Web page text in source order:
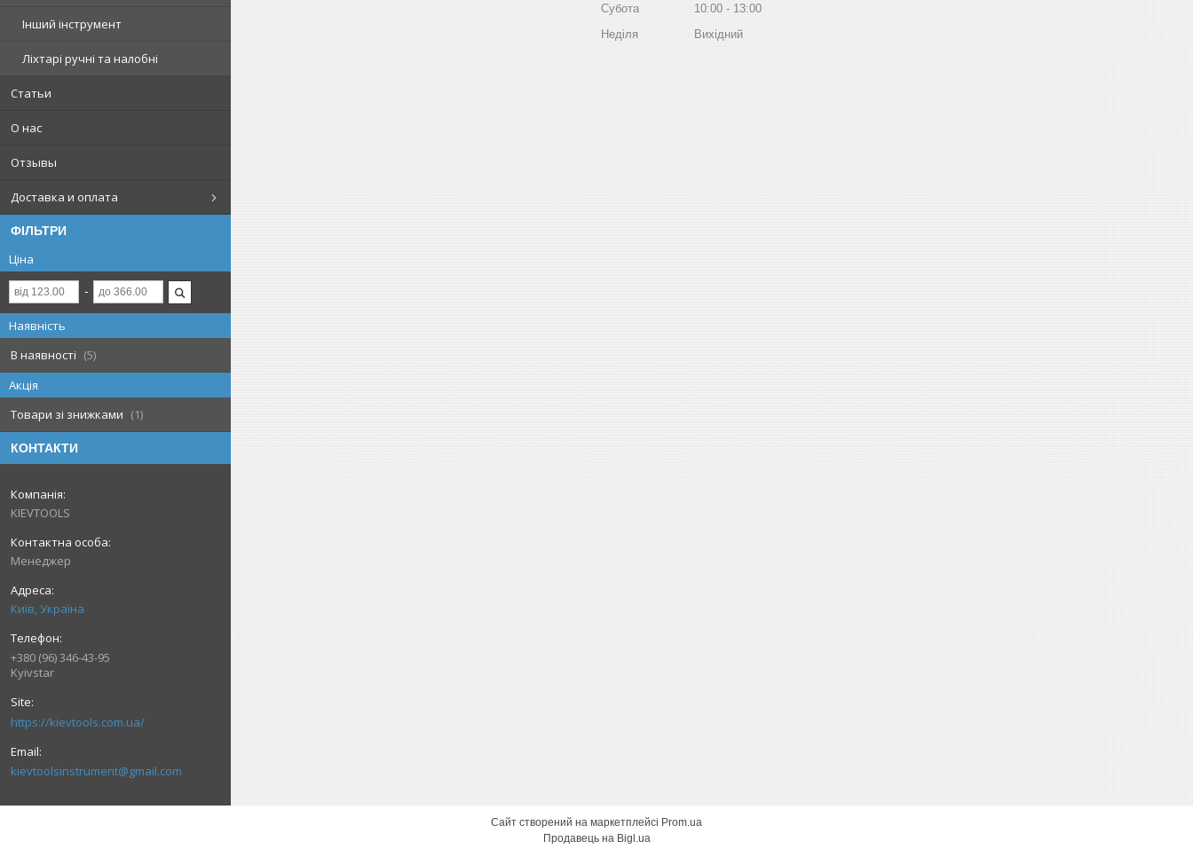
Інший інструмент
Ліхтарі ручні та налобні
Статьи
О нас
Отзывы
Доставка и оплата
ФІЛЬТРИ
Ціна
Наявність
В наявності
5
Акція
Товари зі знижками
1
КОНТАКТИ
KIEVTOOLS
Менеджер
Київ, Україна
+380 (96) 346-43-95
Kyivstar
https://kievtools.com.ua/
kievtoolsinstrument@gmail.com
Субота
10:00
13:00
Неділя
Вихідний
Сайт створений на маркетплейсі Prom.ua
Продавець на Bigl.ua